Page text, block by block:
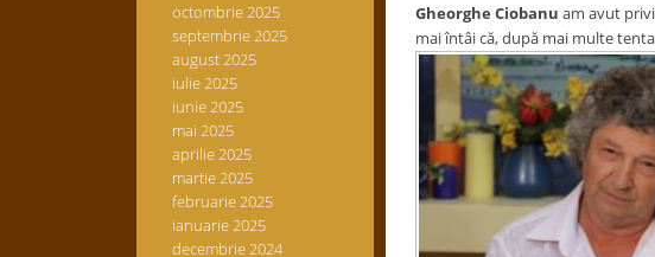
octombrie 2025
septembrie 2025
august 2025
iulie 2025
iunie 2025
mai 2025
aprilie 2025
martie 2025
februarie 2025
ianuarie 2025
decembrie 2024
Gheorghe Ciobanu am avut
mai întâi că, după mai multe